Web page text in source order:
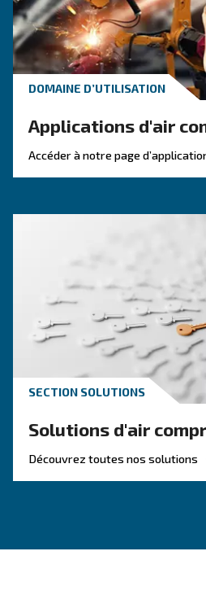
Avantages des
À propos des compresseurs
Questions-réponses sur
Nos compresseurs à pistons
confort et de fonctionnalité. Ils
à des caractéristiques qui
et plus silencieuse.
Les faibles niveaux sonores,
adaptés aux environnements
La conception compacte et
silencieux sans compromettre
Démarrage facile et
quotidienne
Composants durables
plus robustes jusqu’à 10 ch